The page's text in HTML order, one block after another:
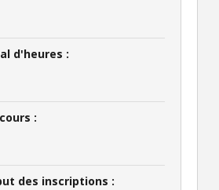
d'heures :
:
des inscriptions :